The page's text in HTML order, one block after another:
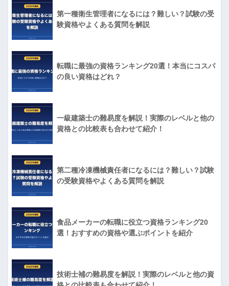
第一種衛生管理者になるには？難しい？試験の受
験資格やよくある質問を解説
転職に最強の資格ランキング20選！本当にコスパ
の良い資格はどれ？
一級建築士の難易度を解説！実際のレベルと他の
資格との比較表も合わせて紹介！
第二種冷凍機械責任者になるには？難しい？試験
の受験資格やよくある質問を解説
食品メーカーの転職に役立つ資格ランキング20
選！おすすめの資格や選ぶポイントを紹介
技術士補の難易度を解説！実際のレベルと他の資